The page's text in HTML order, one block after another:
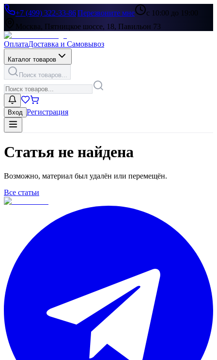
+7 (499) 322-33-86|Перезвоните мне
с 10:00 до 19:00
Москва, Пятницкое шоссе, 18, Павильон 73
ОплатаДоставка и Самовывоз
Каталог товаров
Поиск товаров...
Вход Регистрация
Статья не найдена
Возможно, материал был удалён или перемещён.
Все статьи